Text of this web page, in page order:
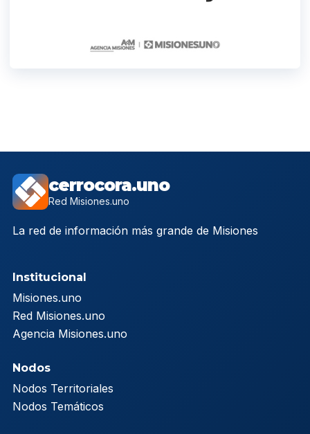
cerrocora.uno
Red Misiones.uno
La red de información más grande de Misiones
Institucional
Misiones.uno
Red Misiones.uno
Agencia Misiones.uno
Nodos
Nodos Territoriales
Nodos Temáticos